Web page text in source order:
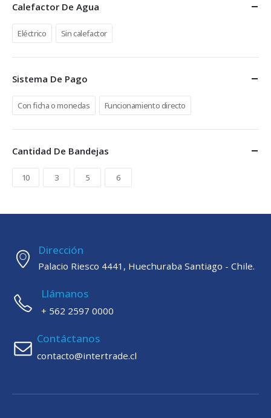
Calefactor De Agua
Eléctrico Sin calefactor
Sistema De Pago
Con ficha o monedas Funcionamiento directo
Cantidad De Bandejas
10 3 5 6
Dirección
Palacio Riesco 4441, Huechuraba Santiago - Chile.
Llámanos
+ 562 2597 0000
Contáctanos
contacto@intertrade.cl